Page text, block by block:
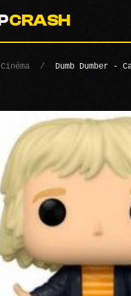
CRASH
/ Dumb Dumber